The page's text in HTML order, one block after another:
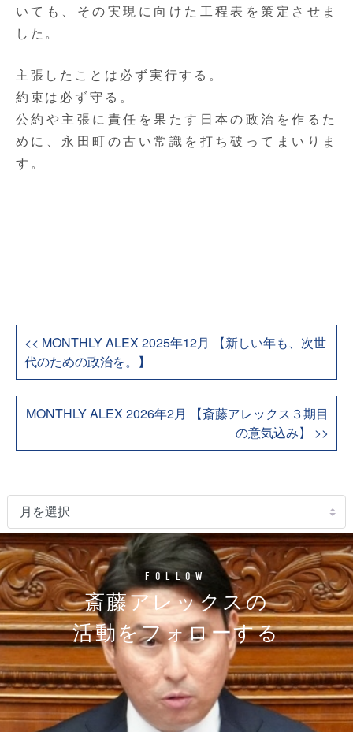
いても、その実現に向けた工程表を策定させま
した。
主張したことは必ず実行する。
約束は必ず守る。
公約や主張に責任を果たす日本の政治を作る た
めに、永田町の古い常識を打ち破ってまいりま
す。
<< MONTHLY ALEX 2025年12月 【新しい年も、次世
代のための政治を。】
MONTHLY ALEX 2026年2月 【斎藤アレックス３期目
の意気込み】 >>
FOLLOW
斎藤アレックスの
活動をフォローする